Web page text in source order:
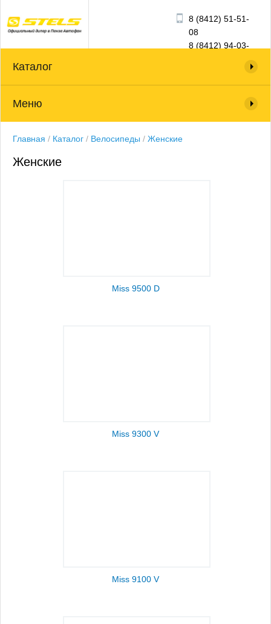
8 (8412) 51-51-
08
8 (8412) 94-03-
Каталог
Меню
Главная / Каталог / Велосипеды / Женские
Женские
Miss 9500 D
Miss 9300 V
Miss 9100 V